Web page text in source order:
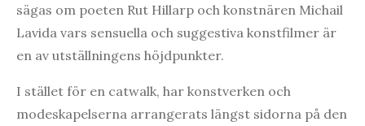
sägas om poeten Rut Hillarp och konstnären Michail
Lavida vars sensuella och suggestiva konstfilmer är
en av utställningens höjdpunkter.
I stället för en catwalk, har konstverken och
modeskapelserna arrangerats längst sidorna på den